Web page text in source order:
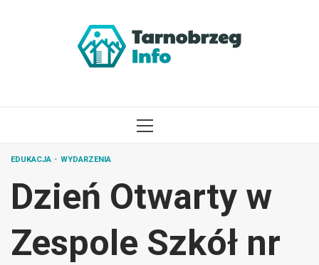
MENU
EDUKACJA WYDARZENIA
Dzień Otwarty w
Zespole Szkół nr